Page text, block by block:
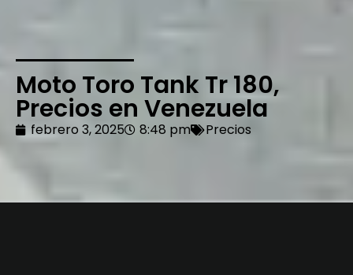
Moto Toro Tank Tr 180,
Precios en Venezuela
febrero 3, 2025 8:48 pm Precios